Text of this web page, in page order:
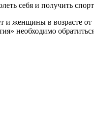
себя и получить
и женщины в возрасте от
необходимо